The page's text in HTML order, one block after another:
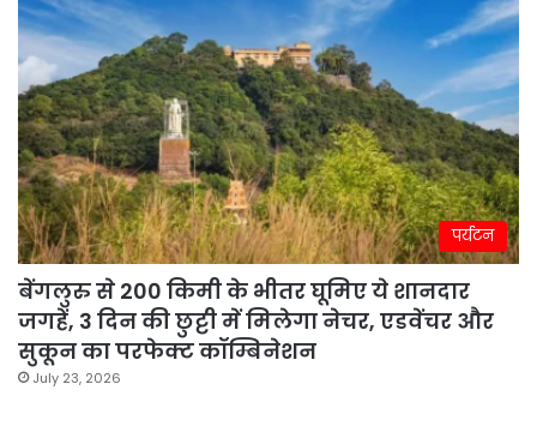
पर्यटन
बेंगलुरु से 200 किमी के भीतर घूमिए ये शानदार
जगहें, 3 दिन की छुट्टी में मिलेगा नेचर, एडवेंचर और
सुकून का परफेक्ट कॉम्बिनेशन
July 23, 2026